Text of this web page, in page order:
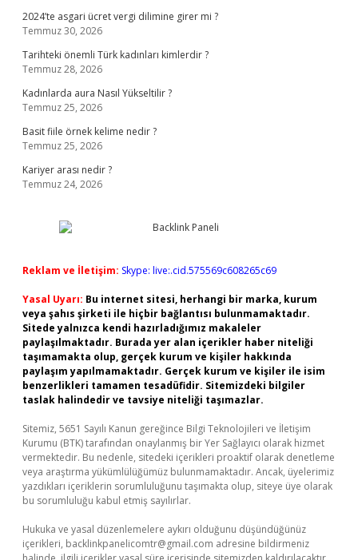
2024’te asgari ücret vergi dilimine girer mi ?
Temmuz 30, 2026
Tarihteki önemli Türk kadınları kimlerdir ?
Temmuz 28, 2026
Kadınlarda aura Nasıl Yükseltilir ?
Temmuz 25, 2026
Basit fiile örnek kelime nedir ?
Temmuz 25, 2026
Kariyer arası nedir ?
Temmuz 24, 2026
Reklam ve İletişim: Skype: live:.cid.575569c608265c69
Yasal Uyarı: Bu internet sitesi, herhangi bir marka, kurum
veya şahıs şirketi ile hiçbir bağlantısı bulunmamaktadır.
Sitede yalnızca kendi hazırladığımız makaleler
paylaşılmaktadır. Burada yer alan içerikler haber niteliği
taşımamakta olup, gerçek kurum ve kişiler hakkında
paylaşım yapılmamaktadır. Gerçek kurum ve kişiler ile isim
benzerlikleri tamamen tesadüfidir. Sitemizdeki bilgiler
taslak halindedir ve tavsiye niteliği taşımazlar.
Sitemiz, 5651 Sayılı Kanun gereğince Bilgi Teknolojileri ve İletişim
Kurumu (BTK) tarafından onaylanmış bir Yer Sağlayıcı olarak hizmet
vermektedir. Bu nedenle, sitedeki içerikleri proaktif olarak denetleme
veya araştırma yükümlülüğümüz bulunmamaktadır. Ancak, üyelerimiz
yazdıkları içeriklerin sorumluluğunu taşımakta olup, siteye üye olarak
bu sorumluluğu kabul etmiş sayılırlar.
Hukuka ve yasal düzenlemelere aykırı olduğunu düşündüğünüz
içerikleri, backlinkpanelicomtr@gmail.com adresine bildirmeniz